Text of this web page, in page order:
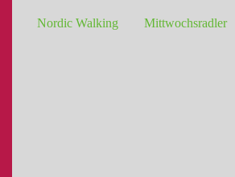
Nordic Walking Mittwochsradler